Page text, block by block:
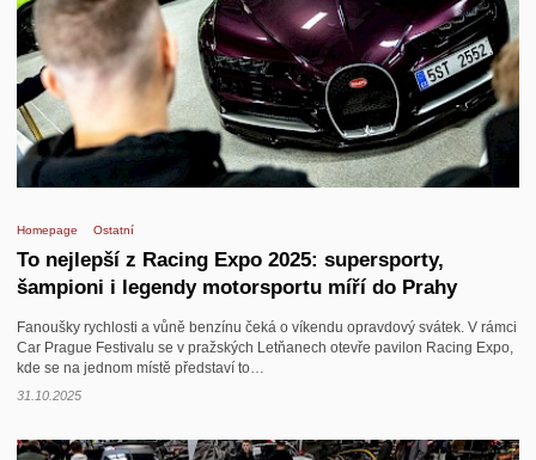
Homepage Ostatní
To nejlepší z Racing Expo 2025: supersporty,
šampioni i legendy motorsportu míří do Prahy
Fanoušky rychlosti a vůně benzínu čeká o víkendu opravdový svátek. V rámci
Car Prague Festivalu se v pražských Letňanech otevře pavilon Racing Expo,
kde se na jednom místě představí to…
31.10.2025